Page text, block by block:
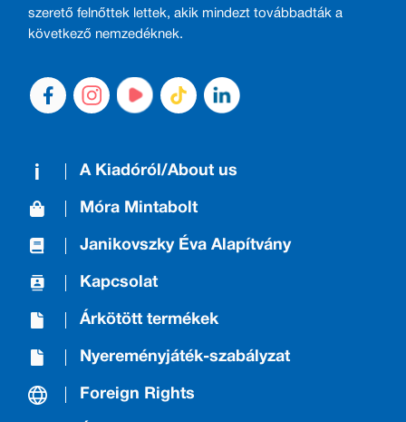
szerető felnőttek lettek, akik mindezt továbbadták a
következő nemzedéknek.
A Kiadóról/About us
Móra Mintabolt
Janikovszky Éva Alapítvány
Kapcsolat
Árkötött termékek
Nyereményjáték-szabályzat
Foreign Rights